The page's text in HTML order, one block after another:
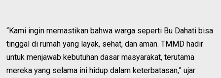
“Kami ingin memastikan bahwa warga seperti Bu Dahati bisa
tinggal di rumah yang layak, sehat, dan aman. TMMD hadir
untuk menjawab kebutuhan dasar masyarakat, terutama
mereka yang selama ini hidup dalam keterbatasan,” ujar